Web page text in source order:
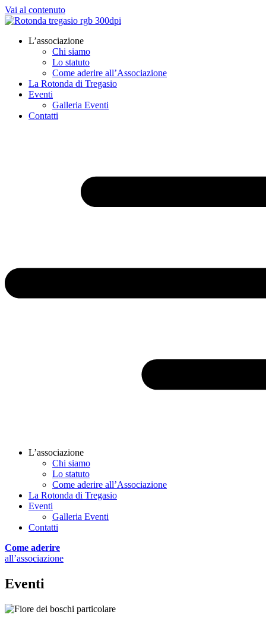
Vai al contenuto
L’associazione
Chi siamo
Lo statuto
Come aderire all’Associazione
La Rotonda di Tregasio
Eventi
Galleria Eventi
Contatti
L’associazione
Chi siamo
Lo statuto
Come aderire all’Associazione
La Rotonda di Tregasio
Eventi
Galleria Eventi
Contatti
Come aderire
all’associazione
Eventi